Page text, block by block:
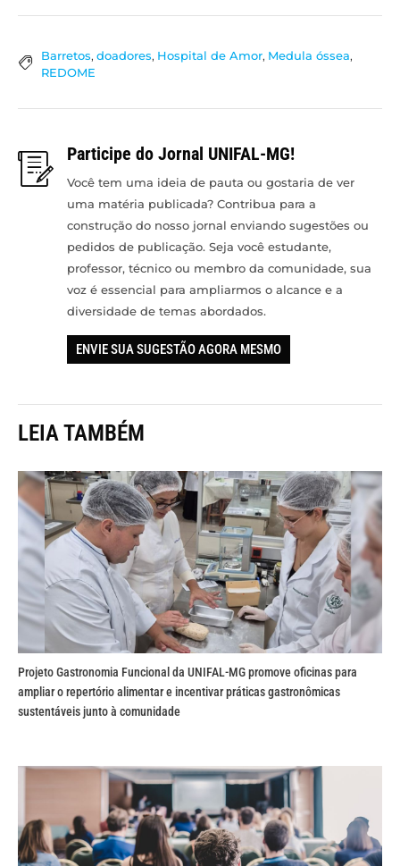
Barretos, doadores, Hospital de Amor, Medula óssea,
REDOME
Participe do Jornal UNIFAL-MG!
Você tem uma ideia de pauta ou gostaria de ver
uma matéria publicada? Contribua para a
construção do nosso jornal enviando sugestões ou
pedidos de publicação. Seja você estudante,
professor, técnico ou membro da comunidade, sua
voz é essencial para ampliarmos o alcance e a
diversidade de temas abordados.
ENVIE SUA SUGESTÃO AGORA MESMO
LEIA TAMBÉM
Projeto Gastronomia Funcional da UNIFAL-MG promove oficinas para
ampliar o repertório alimentar e incentivar práticas gastronômicas
sustentáveis junto à comunidade